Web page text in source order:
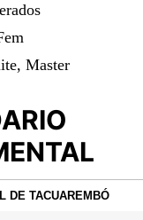
Master
DE TACUAREMBÓ